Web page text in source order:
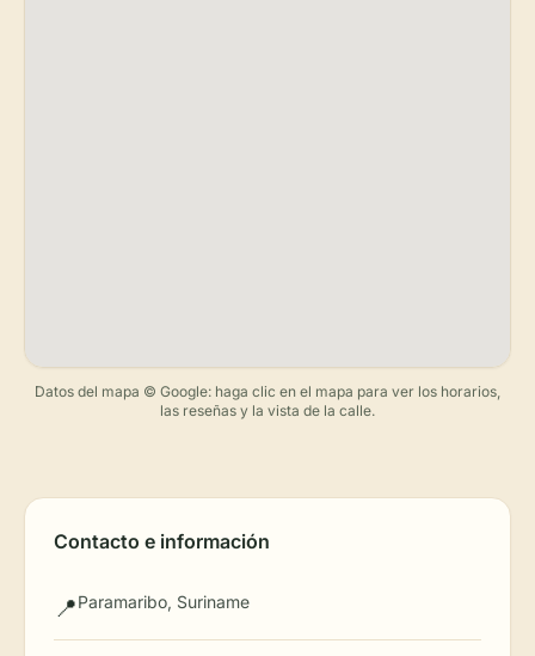
Datos del mapa © Google: haga clic en el mapa para ver los horarios,
las reseñas y la vista de la calle.
Contacto e información
📍Paramaribo, Suriname